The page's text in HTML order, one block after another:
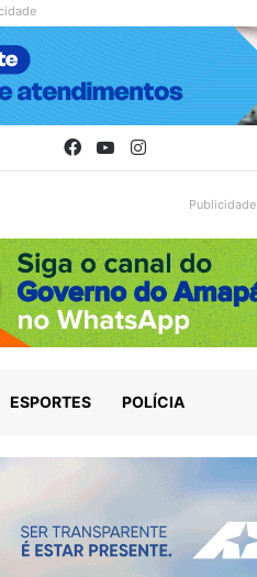
Facebook
YouTubeInstagram
Publicidade
ESPORTES POLÍCIA